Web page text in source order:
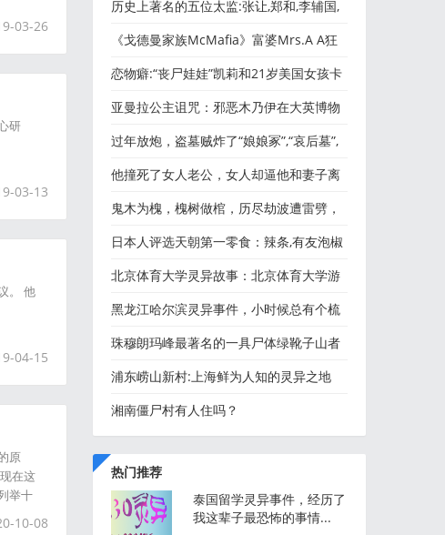
03-26
研
03-13
。 他
04-15
原
在这
举十
10-08
件详细解密
历史上著名的五位太监:张让,郑和,李辅国,
魏忠贤,嫪毐
《戈德曼家族McMafia》富婆Mrs.A A狂
刷1.4亿买香水，最后把老公刷
恋物癖:“丧尸娃娃”凯莉和21岁美国女孩卡
德莱克的怪奇婚礼
亚曼拉公主诅咒：邪恶木乃伊在大英博物
馆、泰坦尼克号发生的
过年放炮，盗墓贼炸了“娘娘冢”,“哀后墓”,
梁庄王墓...
他撞死了女人老公，女人却逼他和妻子离
婚娶她
鬼木为槐，槐树做棺，历尽劫波遭雷劈，
只葬天下有情人
日本人评选天朝第一零食：辣条,有友泡椒
凤爪,龙须凤爪...为了
北京体育大学灵异故事：北京体育大学游
泳馆白衣服的女孩。。
黑龙江哈尔滨灵异事件，小时候总有个梳
着麻花辫的“姐姐”逗
珠穆朗玛峰最著名的一具尸体绿靴子山者
泽旺·帕尔乔（Tsewang
浦东崂山新村:上海鲜为人知的灵异之地
湘南僵尸村有人住吗？
热门推荐
泰国留学灵异事件，经历了
我这辈子最恐怖的事情...